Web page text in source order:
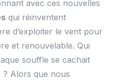
avec ces nouvelles
qui réinventent
d’exploiter le vent pour
et renouvelable. Qui
souffle se cachait
? Alors que nous